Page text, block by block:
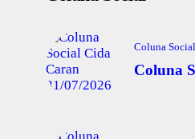
Coluna Social
Coluna